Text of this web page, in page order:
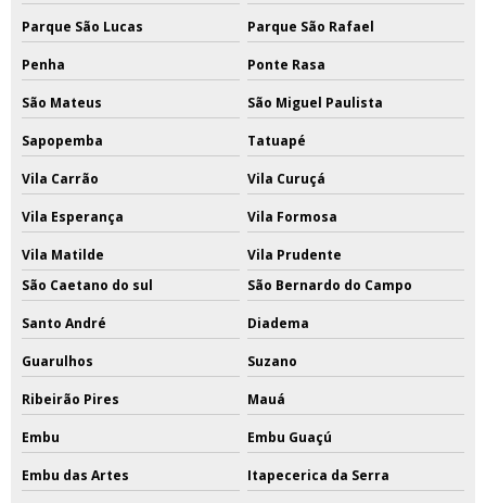
Parque São Lucas Parque São Rafael
Penha Ponte Rasa
São Mateus São Miguel Paulista
Sapopemba Tatuapé
Vila Carrão Vila Curuçá
Vila Esperança Vila Formosa
Vila Matilde
Vila Prudente
São Caetano do sul
São Bernardo do Campo
Santo André Diadema
Guarulhos Suzano
Ribeirão Pires Mauá
Embu Embu Guaçú
Embu das Artes Itapecerica da Serra